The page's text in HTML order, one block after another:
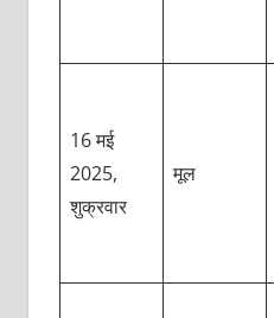
16 मई
2025,
शुक्रवार
मूल